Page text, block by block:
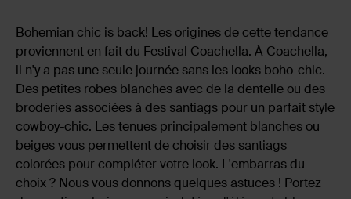
Bohemian chic is back! Les origines de cette tendance
proviennent en fait du Festival Coachella. À Coachella,
il n'y a pas une seule journée sans les looks boho-chic.
Des petites robes blanches avec de la dentelle ou des
broderies associées à des santiags pour un parfait style
cowboy-chic. Les tenues principalement blanches ou
beiges vous permettent de choisir des santiags
colorées pour compléter votre look. L'embarras du
choix ? Nous vous donnons quelques astuces ! Portez